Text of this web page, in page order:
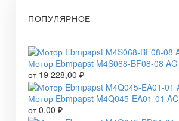
ПОПУЛЯРНОЕ
Мотор Ebmpapst M4S068-BF08-08 AC
от 19 228,00 ₽
Мотор Ebmpapst M4Q045-EA01-01 AC
от0,00 ₽